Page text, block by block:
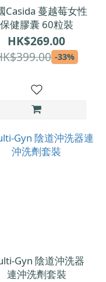
Casida 蔓越莓女性
保健膠囊 60粒裝
HK$269.00
-33%
Gyn 陰道沖洗器
連沖洗劑套裝